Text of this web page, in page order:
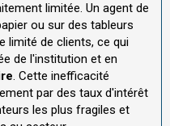
limitée. Un agent de
ou sur des tableurs
limité de clients, ce qui
de l'institution et en
. Cette inefficacité
par des taux d'intérêt
les plus fragiles et